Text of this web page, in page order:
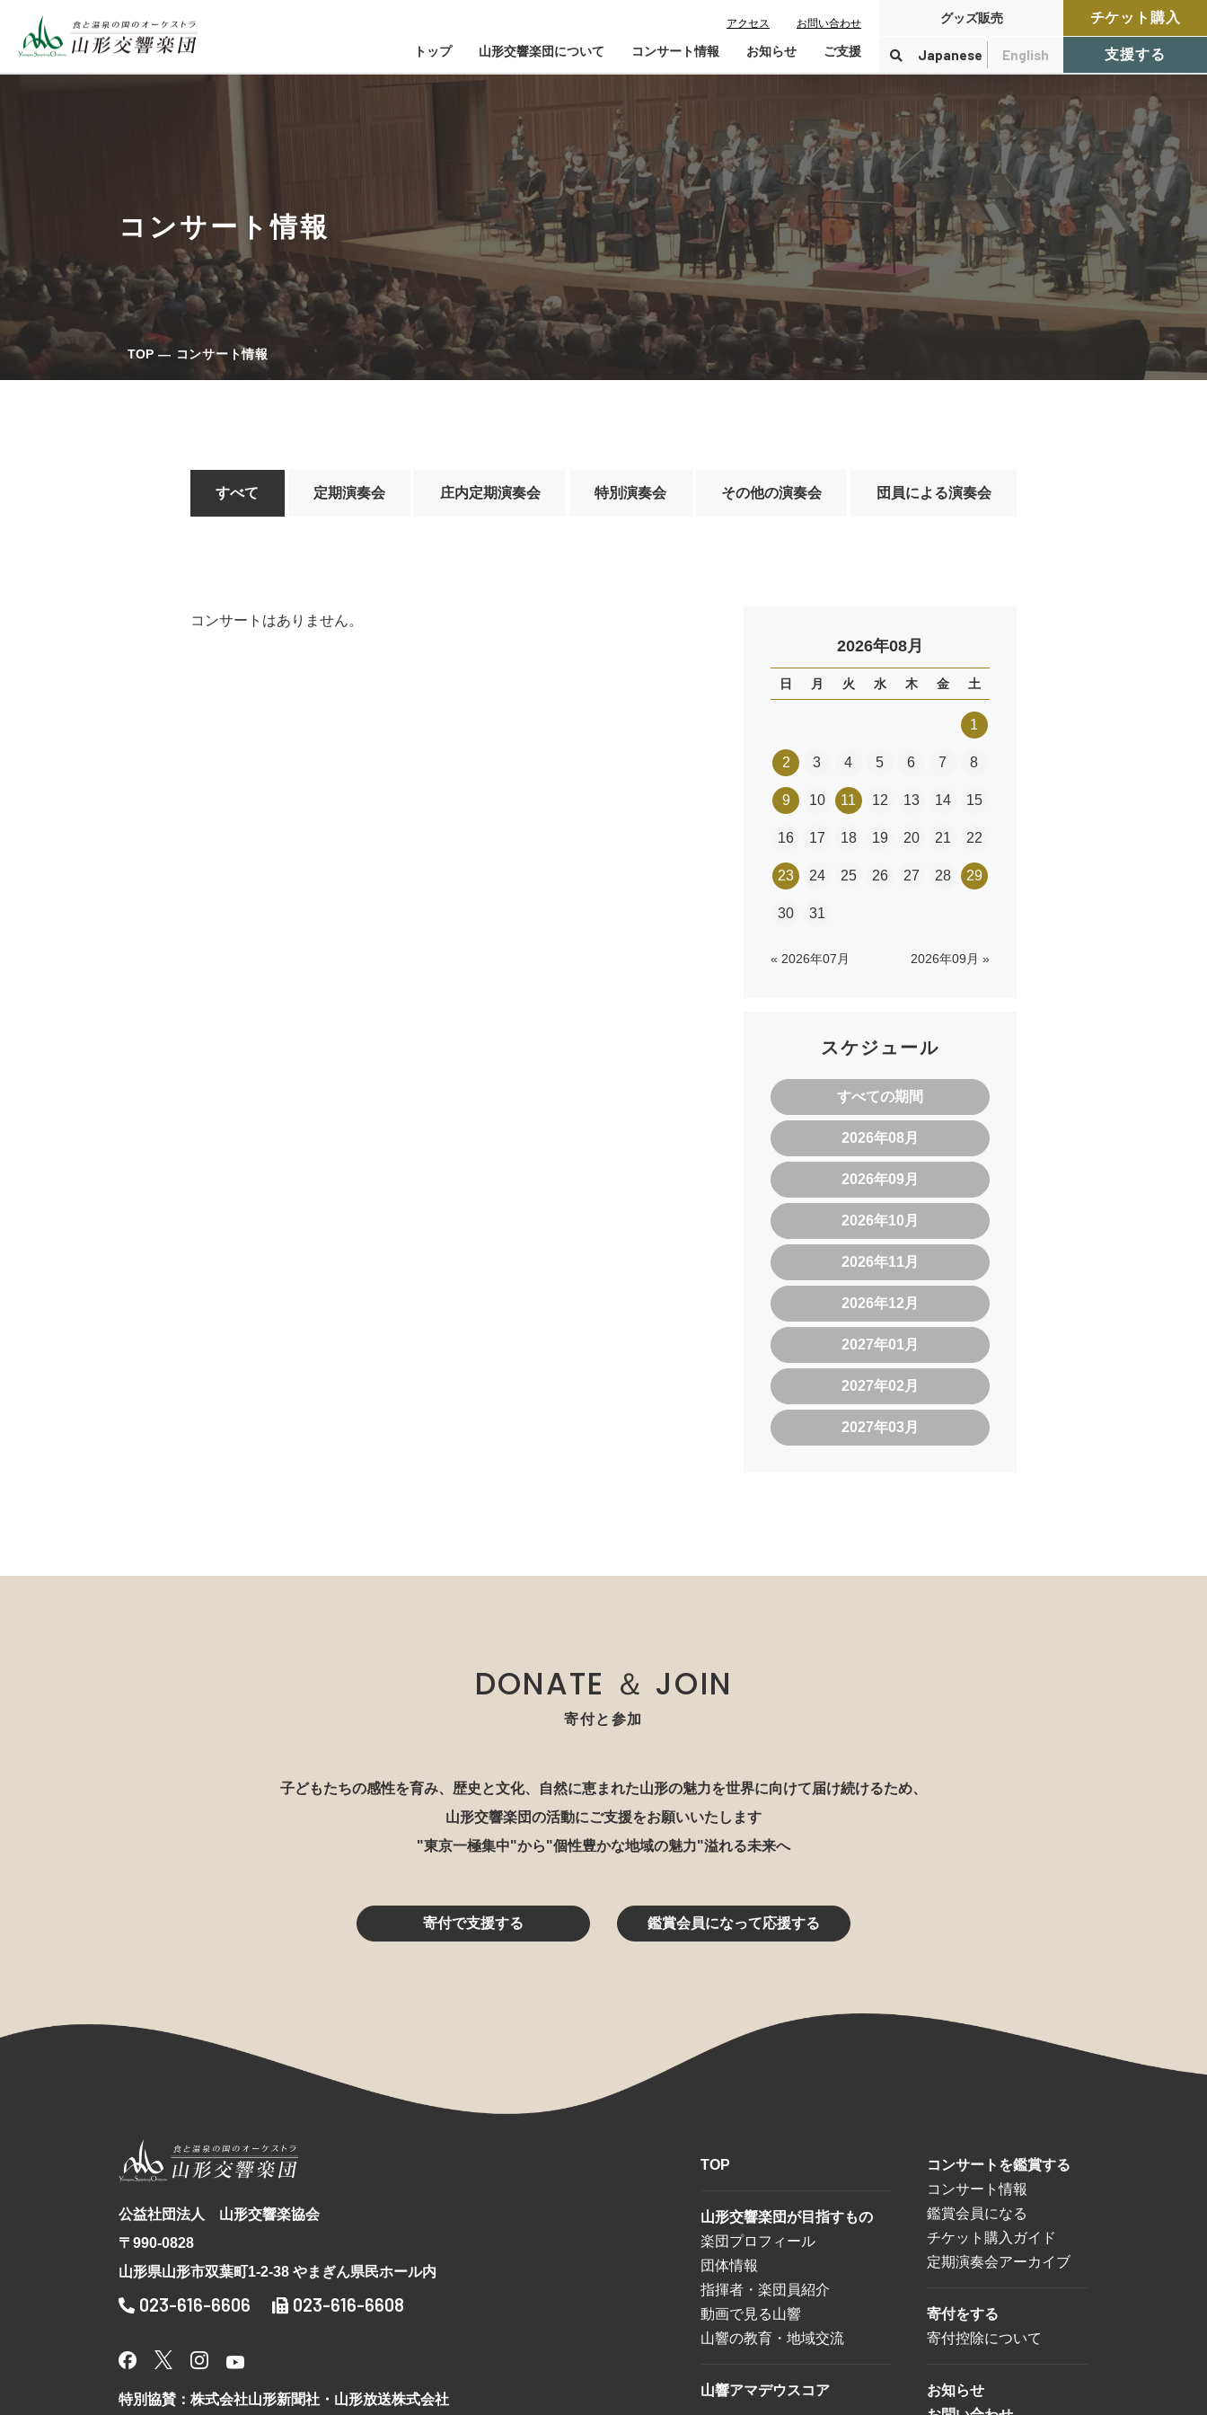
アクセス お問い合わせ
トップ 山形交響楽団について
山響が目指すもの
指揮者・楽団員紹介
山響アマデウスコア
山響の教育・地域交流
動画で見る山響
団体情報
コンサート情報
チケット購入ガイド
鑑賞会員入会
定期演奏会アーカイブ
お知らせ ご支援
寄付控除について
グッズ販売
Japanese English
チケット購入
支援する
コンサート情報
TOP コンサート情報
すべて 定期演奏会 庄内定期演奏会 特別演奏会 その他の演奏会 団員による演奏会
コンサートはありません。
2026年08月
日 月 火 水 木 金 土
1
2 3 4 5 6 7 8
9 10 11 12 13 14 15
16 17 18 19 20 21 22
23 24 25 26 27 28 29
30 31
« 2026年07月 2026年09月 »
スケジュール
すべての期間
2026年08月
2026年09月
2026年10月
2026年11月
2026年12月
2027年01月
2027年02月
2027年03月
DONATE ＆ JOIN
寄付と参加
子どもたちの感性を育み、歴史と文化、自然に恵まれた山形の魅力を世界に向けて届け続けるため、
山形交響楽団の活動にご支援をお願いいたします
"東京一極集中"から"個性豊かな地域の魅力"溢れる未来へ
寄付で支援する 鑑賞会員になって応援する
公益社団法人 山形交響楽協会
〒990-0828
山形県山形市双葉町1-2-38 やまぎん県民ホール内
023-616-6606 023-616-6608
特別協賛：株式会社山形新聞社・山形放送株式会社
TOP
山形交響楽団が目指すもの
楽団プロフィール
団体情報
指揮者・楽団員紹介
動画で見る山響
山響の教育・地域交流
山響アマデウスコア
コンサートを鑑賞する
コンサート情報
鑑賞会員になる
チケット購入ガイド
定期演奏会アーカイブ
寄付をする
寄付控除について
お知らせ